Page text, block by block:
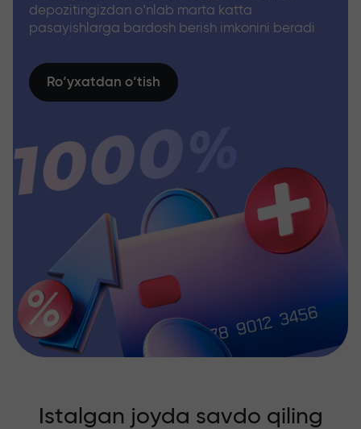
depozitingizdan o‘nlab marta katta
pasayishlarga bardosh berish imkonini beradi
Ro‘yxatdan o‘tish
Istalgan joyda savdo qiling